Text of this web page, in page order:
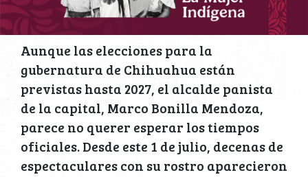
Aunque las elecciones para la
gubernatura de Chihuahua están
previstas hasta 2027, el alcalde panista
de la capital, Marco Bonilla Mendoza,
parece no querer esperar los tiempos
oficiales. Desde este 1 de julio, decenas de
espectaculares con su rostro aparecieron